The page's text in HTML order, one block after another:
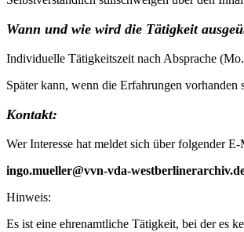
Wann und wie wird die Tätigkeit
Individuelle Tätigkeitszeit nach Absprache
Später kann, wenn die Erfahrungen vorhanden
Kontakt:
Wer Interesse hat meldet sich über folgender
ingo.mueller@vvn-vda-
Hinweis:
Es ist eine ehrenamtliche Tätigkeit, bei der es